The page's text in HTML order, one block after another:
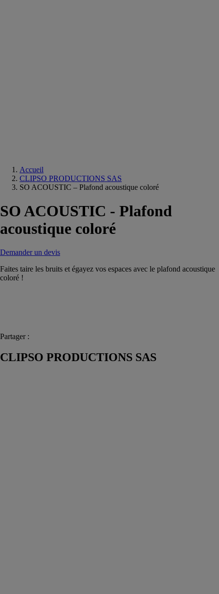
Accueil
CLIPSO PRODUCTIONS SAS
SO ACOUSTIC – Plafond acoustique coloré
SO ACOUSTIC - Plafond
acoustique coloré
Demander un devis
Faites taire les bruits et égayez vos espaces avec le plafond acoustique
coloré !
Partager :
CLIPSO PRODUCTIONS SAS